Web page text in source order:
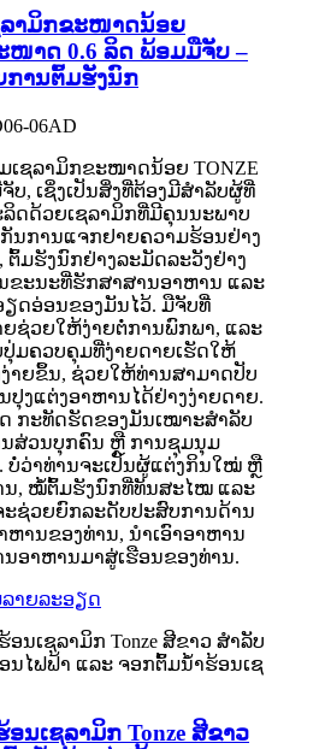
າມິກຂະໜາດນ້ອຍ
ໜາດ 0.6 ລິດ ພ້ອມມືຈັບ –
ການຕົ້ມຮັງນົກ
06AD
ຊລາມິກຂະໜາດນ້ອຍ TONZE
ບ, ເຊິ່ງເປັນສິ່ງທີ່ຕ້ອງມີສຳລັບຜູ້ທີ່
ດດ້ວຍເຊລາມິກທີ່ມີຄຸນນະພາບ
ນການແຈກຢາຍຄວາມຮ້ອນຢ່າງ
ມຮັງນົກຢ່າງລະມັດລະວັງຢ່າງ
ຂະນະທີ່ຮັກສາສານອາຫານ ແລະ
ຽດອ່ອນຂອງມັນໄວ້. ມືຈັບທີ່
ຊ່ວຍໃຫ້ງ່າຍຕໍ່ການພົກພາ, ແລະ
ມຄວບຄຸມທີ່ງ່າຍດາຍເຮັດໃຫ້
າຍຂຶ້ນ, ຊ່ວຍໃຫ້ທ່ານສາມາດປັບ
ປຸງແຕ່ງອາຫານໄດ້ຢ່າງງ່າຍດາຍ.
ດ ກະທັດຮັດຂອງມັນເໝາະສຳລັບ
ນສ່ວນບຸກຄົນ ຫຼື ການຊຸມນຸມ
ວ່າທ່ານຈະເປັນຜູ້ແຕ່ງກິນໃໝ່ ຫຼື
ນ, ໝໍ້ຕົ້ມຮັງນົກທີ່ທັນສະໄໝ ແລະ
ຊ່ວຍຍົກລະດັບປະສົບການດ້ານ
ຫານຂອງທ່ານ, ນຳເອົາອາຫານ
ອາຫານມາສູ່ເຮືອນຂອງທ່ານ.
ລາຍລະອຽດ
ນເຊລາມິກ Tonze ສີຂາວ